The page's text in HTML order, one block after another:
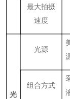
最大拍摄
速度
光
光源
组合方式